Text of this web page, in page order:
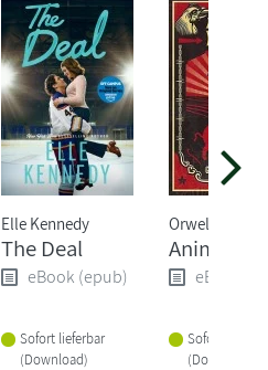
Elle Kennedy
The Deal
eBook (epub)
Sofort lieferbar
(Download)
Orwell
Animal
eBook
Sofort
(Download)